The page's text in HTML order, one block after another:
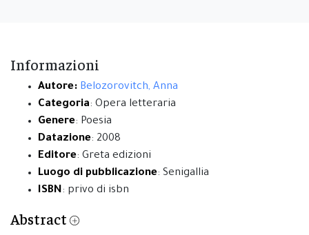
Informazioni
Autore: Belozorovitch, Anna
Categoria: Opera letteraria
Genere: Poesia
Datazione: 2008
Editore: Greta edizioni
Luogo di pubblicazione: Senigallia
ISBN: privo di isbn
Abstract